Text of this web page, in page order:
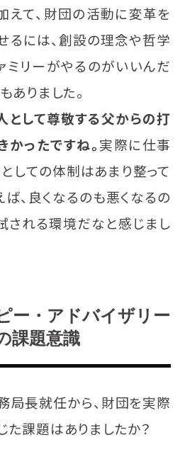
えて、財団の活動に変革を
るには、創設の理念や哲学
ミリーがやるのがいいんだ
ありました。
として尊敬する父からの打
かったですね。実際に仕事
しての体制はあまり整って
、良くなるのも悪くなるの
される環境だなと感じまし
ー・アドバイザリー
課題意識
局長就任から、財団を実際
た課題はありましたか？